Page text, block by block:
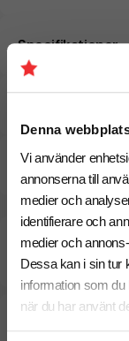
Denna
Vi använder
annonserna till
medier och
identifierare och
medier och
Dessa kan i sin tur
information som du
när du har använt
Specifikationer
Dokument /
2
September